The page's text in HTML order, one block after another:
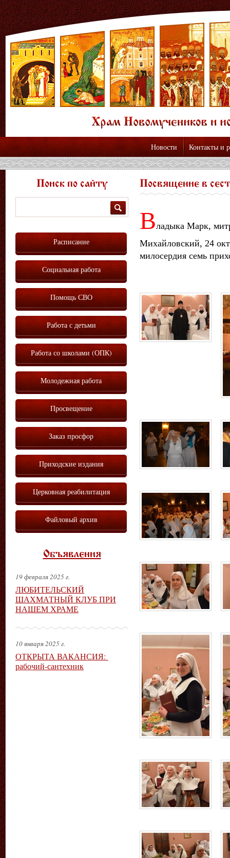
Новости Контакты и
Посвящение в
Владыка Марк,
Михайловский, 24
милосердия семь
Поиск по сайту
Расписание
Социальная работа
Помощь СВО
Работа с детьми
Работа со школами (ОПК)
Молодежная работа
Просвещение
Заказ просфор
Приходские издания
Церковная реабилитация
Файловый архив
Объявления
19 февраля 2025 г.
ЛЮБИТЕЛЬСКИЙ
ШАХМАТНЫЙ КЛУБ ПРИ
НАШЕМ ХРАМЕ
10 января 2025 г.
ОТКРЫТА ВАКАНСИЯ:
рабочий-сантехник